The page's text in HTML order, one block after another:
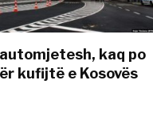
kaq po
kufijtë e Kosovës